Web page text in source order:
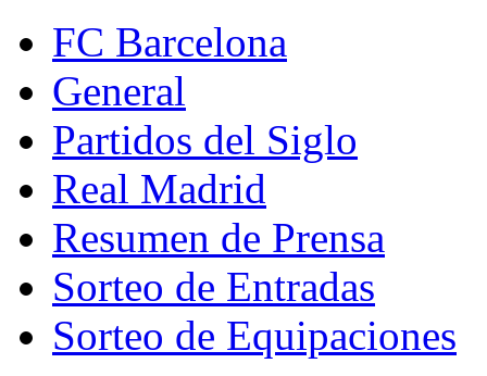
FC Barcelona
General
Partidos del Siglo
Real Madrid
Resumen de Prensa
Sorteo de Entradas
Sorteo de Equipaciones